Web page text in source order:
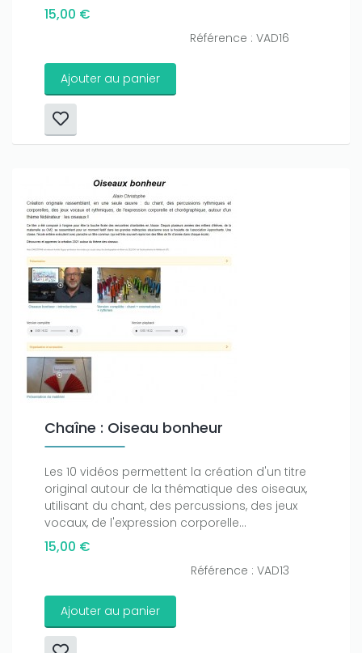
15,00 €
Référence : VAD16
Ajouter au panier
Chaîne : Oiseau bonheur
Les 10 vidéos permettent la création d'un titre
original autour de la thématique des oiseaux,
utilisant du chant, des percussions, des jeux
vocaux, de l'expression corporelle...
15,00 €
Référence : VAD13
Ajouter au panier